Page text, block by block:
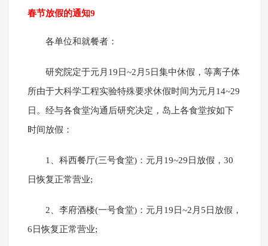
春节放假的通知9
各单位和就餐者：
研究院定于元月19日~2月5日集中休假，等离子体
所由于大科学工程实验特殊要求休假时间为元月14~29
日。经与各食堂沟通后研究决定，岛上各食堂按如下
时间放假：
1、科西餐厅(三号食堂)：元月19~29日放假，30
日恢复正常营业;
2、李府酒楼(一号食堂)：元月19日~2月5日放假，
6日恢复正常营业;